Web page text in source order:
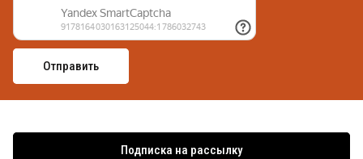
Подписка на рассылку